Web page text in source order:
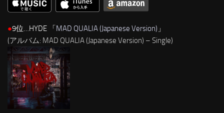
●9位…HYDE 「MAD QUALIA (Japanese Version) 」
(アルバム: MAD QUALIA (Japanese Version) – Single)